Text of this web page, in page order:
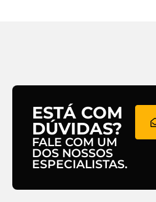
ESTÁ COM
DÚVIDAS?
FALE COM UM
DOS NOSSOS
ESPECIALISTAS.